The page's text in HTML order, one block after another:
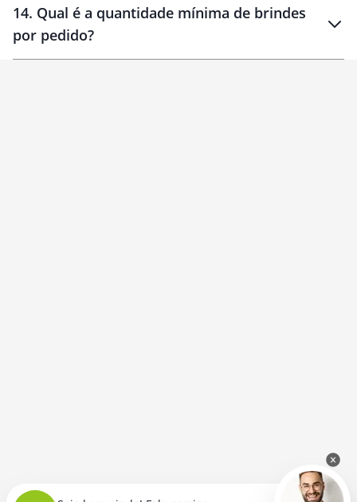
14. Qual é a quantidade mínima de brindes
por pedido?